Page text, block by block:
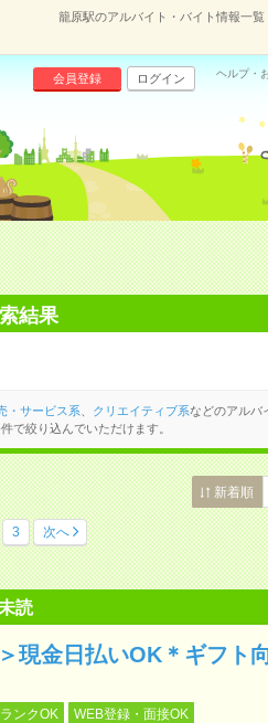
籠原駅のアルバイト・バイト情報一覧
会員登録 ログイン ヘルプ・
結果
・サービス系 クリエイティブ系などのアルバ
で絞り込んでいただけます。
新着順
3 次へ
読
現金日払いOK＊ギフト
ンクOK WEB登録・面接OK